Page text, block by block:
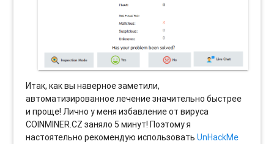
Итак, как вы наверное заметили,
автоматизированное лечение значительно быстрее
и проще! Лично у меня избавление от вируса
COINMINER.CZ заняло 5 минут! Поэтому я
настоятельно рекомендую использоватьUnHackMe